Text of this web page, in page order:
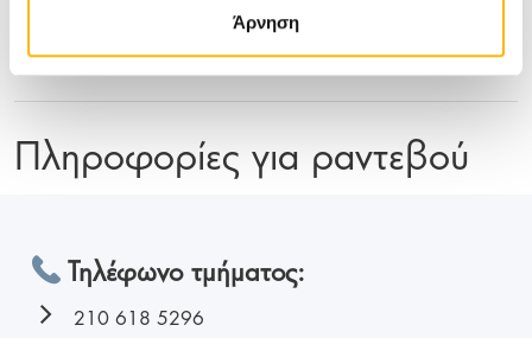
Άρνηση
Πληροφορίες για ραντεβού
Τηλέφωνο τμήματος:
210 618 5296